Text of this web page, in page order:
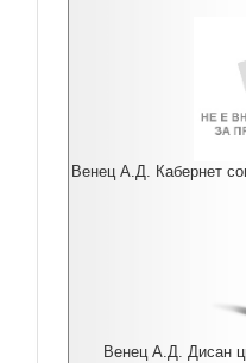
Венец А.Д. Кабернет
Венец А.Д. Дисан